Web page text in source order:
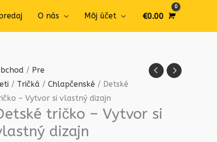
O nás Môj účet €0.00
/ Pre
/ Tričká /Chlapčenské / Detské
– Vytvor si vlastný dizajn
tričko – Vytvor si
dizajn
Pôvodná
cena
bola:
€17.99.
cena
je:
€13.99.
množstvo
Detské
tričko
-
Vytvor